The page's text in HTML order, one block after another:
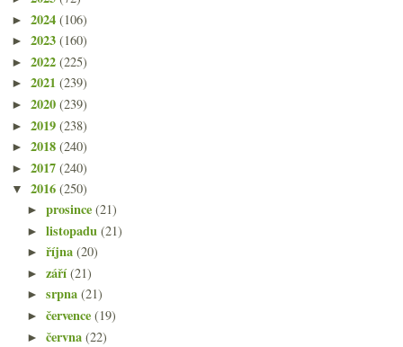
► 2024 (106)
► 2023 (160)
► 2022 (225)
► 2021 (239)
► 2020 (239)
► 2019 (238)
► 2018 (240)
► 2017 (240)
▼ 2016 (250)
►prosince(21)
►listopadu(21)
►října(20)
►září(21)
►srpna(21)
►července(19)
►června(22)